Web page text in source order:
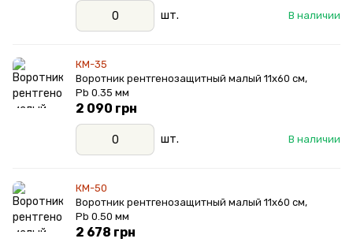
В наличии
шт.
КМ-35
Воротник рентгенозащитный малый 11х60 см,
Pb 0.35 мм
В наличии
2 090 грн
шт.
КМ-50
Воротник рентгенозащитный малый 11х60 см,
Pb 0.50 мм
2 678 грн